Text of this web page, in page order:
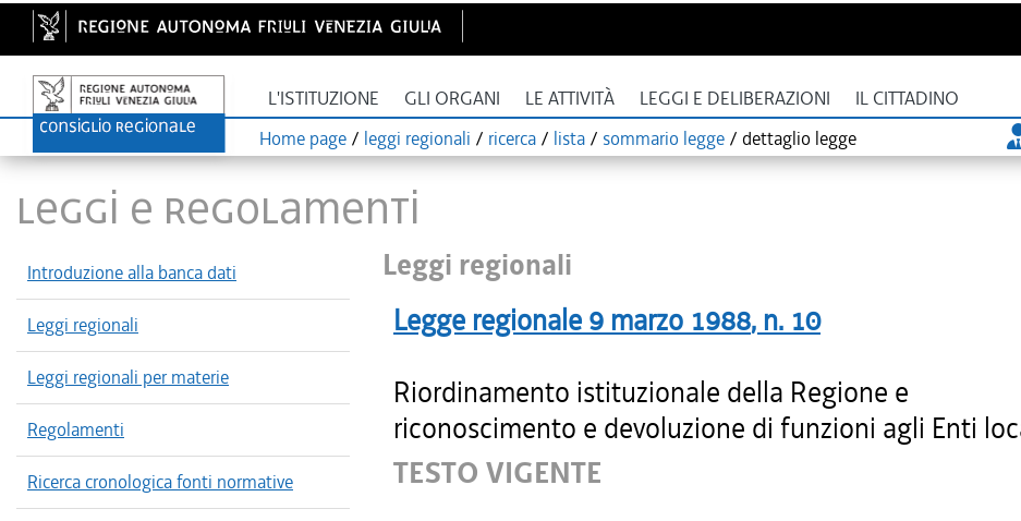
L'ISTITUZIONE GLI ORGANI LE ATTIVITÀ LEGGI E DELIBERAZIONI IL CITTADINO
Home page / leggi regionali / ricerca / lista / sommario legge / dettaglio legge
LEGGI E REGOLAMENTI
Introduzione alla banca dati
Leggi regionali
Leggi regionali per materie
Regolamenti
Ricerca cronologica fonti normative
Leggi regionali
Legge regionale 9 marzo 1988, n. 10
Riordinamento istituzionale della Regione e
riconoscimento e devoluzione di funzioni agli Enti
TESTO VIGENTE